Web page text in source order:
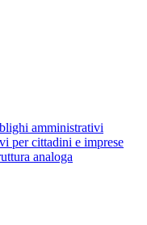
amministrativi
per cittadini e imprese
analoga